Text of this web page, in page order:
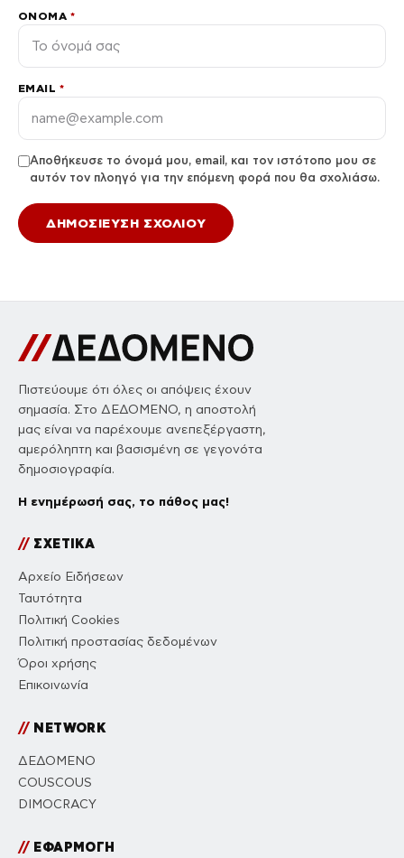
ΌΝΟΜΑ *
EMAIL *
Αποθήκευσε το όνομά μου, email, και τον ιστότοπο μου σε
αυτόν τον πλοηγό για την επόμενη φορά που θα σχολιάσω.
Πιστεύουμε ότι όλες οι απόψεις έχουν
σημασία. Στο ΔΕΔΟΜΕΝΟ, η αποστολή
μας είναι να παρέχουμε ανεπεξέργαστη,
αμερόληπτη και βασισμένη σε γεγονότα
δημοσιογραφία.
Η ενημέρωσή σας, το πάθος μας!
//ΣΧΕΤΙΚΑ
Αρχείο Ειδήσεων
Ταυτότητα
Πολιτική Cookies
Πολιτική προστασίας δεδομένων
Όροι χρήσης
Επικοινωνία
//NETWORK
ΔΕΔΟΜΕΝΟ
COUSCOUS
DIMOCRACY
//ΕΦΑΡΜΟΓΗ